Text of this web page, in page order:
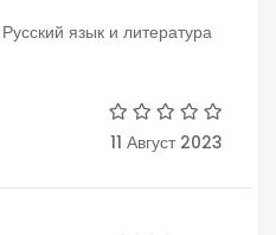
Русский язык и литература
11 Август 2023